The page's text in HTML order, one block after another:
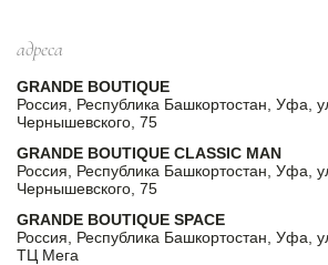
адреса
GRANDE BOUTIQUE
Россия, Республика Башкортостан, Уфа,
Чернышевского, 75
GRANDE BOUTIQUE CLASSIC MAN
Россия, Республика Башкортостан, Уфа,
Чернышевского, 75
GRANDE BOUTIQUE SPACE
Россия, Республика Башкортостан, Уфа,
ТЦ Мега